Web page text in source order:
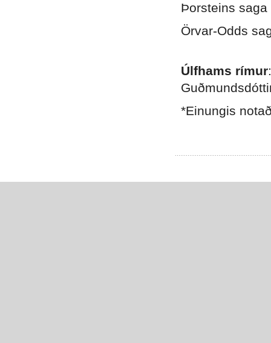
Þorsteins
Örvar-Odds
Úlfhams rímur
*Einungis